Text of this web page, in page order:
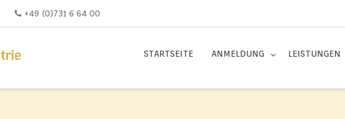
+49 (0)731 6 64 00
STARTSEITE ANMELDUNG LEISTUNGEN